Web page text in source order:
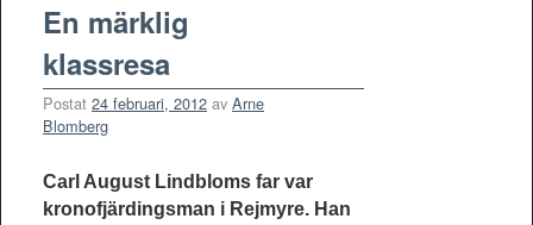
En märklig
klassresa
Postat 24 februari, 2012 av Arne
Blomberg
Carl August Lindbloms far var
kronofjärdingsman i Rejmyre. Han